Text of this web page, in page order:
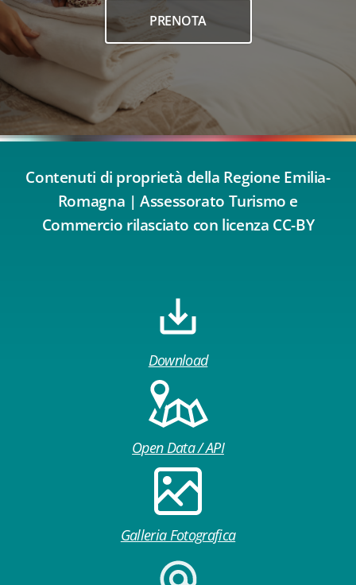
PRENOTA
Contenuti di proprietà della Regione Emilia-
Romagna | Assessorato Turismo e
Commercio rilasciato con licenza CC-BY
Download
Open Data / API
Galleria Fotografica